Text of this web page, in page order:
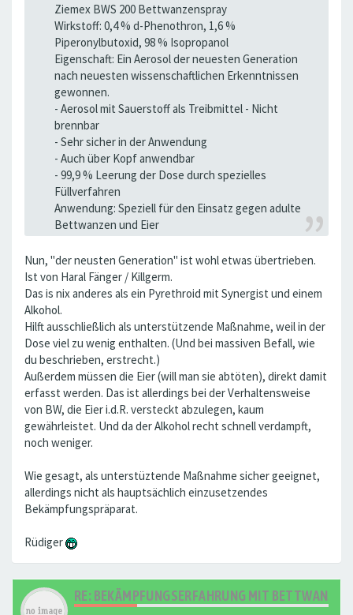
Ziemex BWS 200 Bettwanzenspray
Wirkstoff: 0,4 % d-Phenothron, 1,6 %
Piperonylbutoxid, 98 % Isopropanol
Eigenschaft: Ein Aerosol der neuesten Generation
nach neuesten wissenschaftlichen Erkenntnissen
gewonnen.
- Aerosol mit Sauerstoff als Treibmittel - Nicht
brennbar
- Sehr sicher in der Anwendung
- Auch über Kopf anwendbar
- 99,9 % Leerung der Dose durch spezielles
Füllverfahren
Anwendung: Speziell für den Einsatz gegen adulte
Bettwanzen und Eier
Nun, "der neusten Generation" ist wohl etwas übertrieben.
Ist von Haral Fänger / Killgerm.
Das is nix anderes als ein Pyrethroid mit Synergist und einem
Alkohol.
Hilft ausschließlich als unterstützende Maßnahme, weil in der
Dose viel zu wenig enthalten. (Und bei massiven Befall, wie
du beschrieben, erstrecht.)
Außerdem müssen die Eier (will man sie abtöten), direkt damit
erfasst werden. Das ist allerdings bei der Verhaltensweise
von BW, die Eier i.d.R. versteckt abzulegen, kaum
gewährleistet. Und da der Alkohol recht schnell verdampft,
noch weniger.
Wie gesagt, als unterstüztende Maßnahme sicher geeignet,
allerdings nicht als hauptsächlich einzusetzendes
Bekämpfungspräparat.
Rüdiger
RE: BEKÄMPFUNGSERFAHRUNG MIT